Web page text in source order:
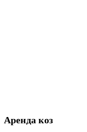
Аренда коз